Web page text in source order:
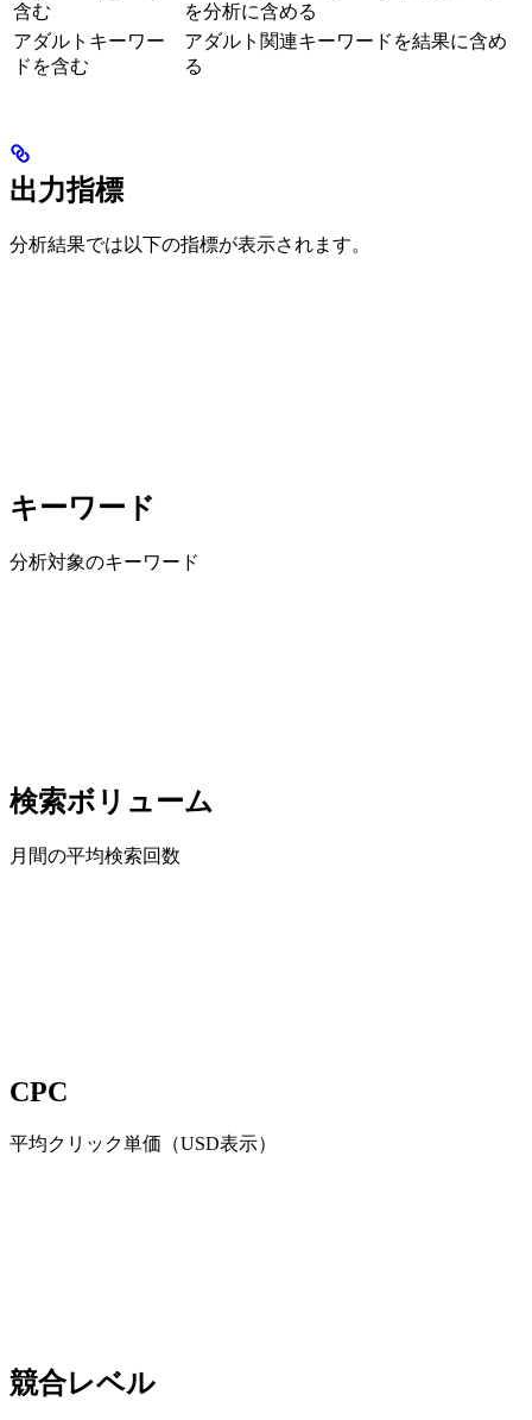
含む
を分析に含める
アダルトキーワー
ドを含む
アダルト関連キーワードを結果に含め
る
出力指標
分析結果では以下の指標が表示されます。
キーワード
分析対象のキーワード
検索ボリューム
月間の平均検索回数
CPC
平均クリック単価（USD表示）
競合レベル